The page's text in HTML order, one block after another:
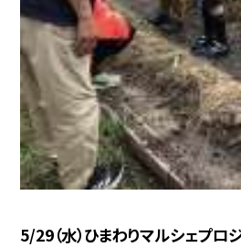
5/29（水）ひまわりマルシェプロ